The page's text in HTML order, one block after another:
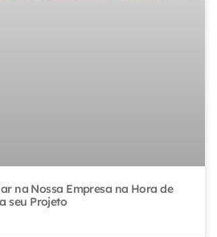
na Nossa Empresa na Hora de
seu Projeto